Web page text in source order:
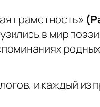
грамотность»
в мир
и каждый из